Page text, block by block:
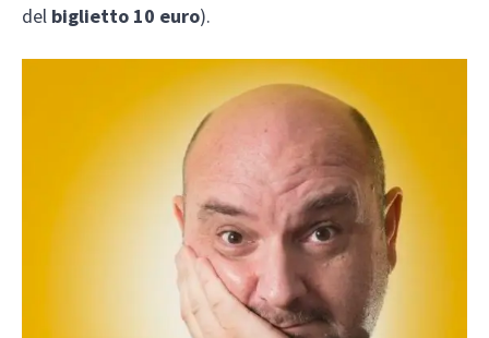
del biglietto 10 euro).